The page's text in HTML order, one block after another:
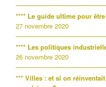
**** Le guide ultime pour
27 novembre 2020
**** Les politiques
26 novembre 2020
*** Villes : et si on